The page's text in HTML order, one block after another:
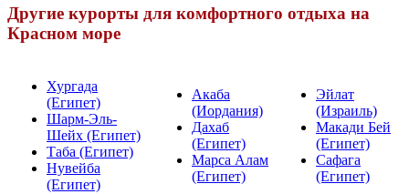
Другие курорты для комфортного отдыха на
Красном море
Хургада
(Египет)
Шарм-Эль-
Шейх (Египет)
Таба (Египет)
Нувейба
(Египет)
Акаба
(Иордания)
Дахаб
(Египет)
Марса Алам
(Египет)
Эйлат
(Израиль)
Макади Бей
(Египет)
Сафага
(Египет)